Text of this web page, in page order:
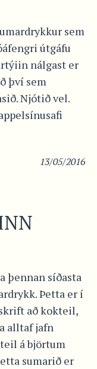
sem
útgáfu
nálgast er
því sem
Njótið vel.
13/05/2016
þennan síðasta
Þetta er í
að kokteil,
alltaf jafn
á björtum
sumarið er